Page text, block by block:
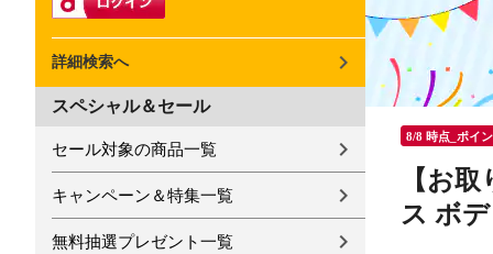
詳細検索へ
スペシャル＆セール
セール対象の商品一覧
キャンペーン＆特集一覧
無料抽選プレゼント一覧
8/8 時点_ポイ
【お
ス ボ